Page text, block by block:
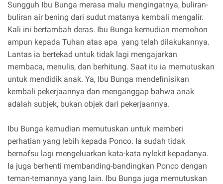
Sungguh Ibu Bunga merasa malu mengingatnya, buliran-
buliran air bening dari sudut matanya kembali mengalir.
Kali ini bertambah deras. Ibu Bunga kemudian memohon
ampun kepada Tuhan atas apa yang telah dilakukannya.
Lantas ia bertekad untuk tidak lagi mengajarkan
membaca, menulis, dan berhitung. Saat itu ia memutuskan
untuk mendidik anak. Ya, Ibu Bunga mendefinisikan
kembali pekerjaannya dan menganggap bahwa anak
adalah subjek, bukan objek dari pekerjaannya.
Ibu Bunga kemudian memutuskan untuk memberi
perhatian yang lebih kepada Ponco. Ia sudah tidak
bernafsu lagi mengeluarkan kata-kata nylekit kepadanya.
Ia juga berhenti membanding-bandingkan Ponco dengan
teman-temannya yang lain. Ibu Bunga juga memutuskan